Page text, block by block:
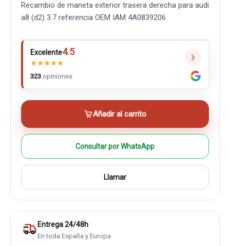
Recambio de maneta exterior trasera derecha para audi
a8 (d2) 3.7 referencia OEM IAM 4A0839206
Excelente4.5
★★★★★
323 opiniones
Añadir al carrito
Consultar por WhatsApp
Llamar
Entrega 24/48h
En toda España y Europa